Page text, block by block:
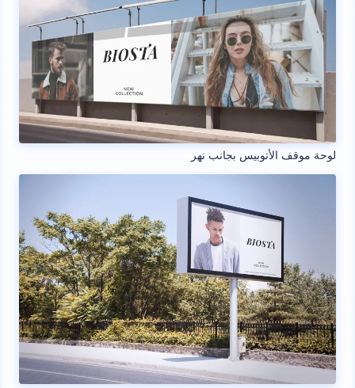
لوحة موقف الأتوبيس بجانب نهر